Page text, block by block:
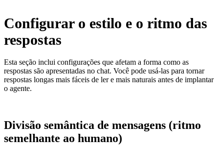
Configurar o estilo e o ritmo das
respostas
Esta seção inclui configurações que afetam a forma como as
respostas são apresentadas no chat. Você pode usá-las para tornar
respostas longas mais fáceis de ler e mais naturais antes de implantar
o agente.
Divisão semântica de mensagens (ritmo
semelhante ao humano)